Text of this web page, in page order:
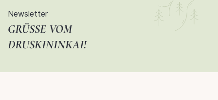
Newsletter
GRÜSSE VOM D
RUSKININKAI!